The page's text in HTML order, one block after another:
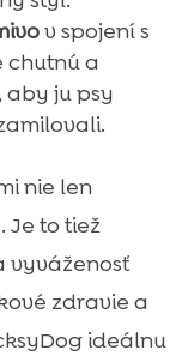
v spojení s
chutnú a
aby ju psy
nie len
Je to tiež
vyváženosť
zdravie a
ideálnu